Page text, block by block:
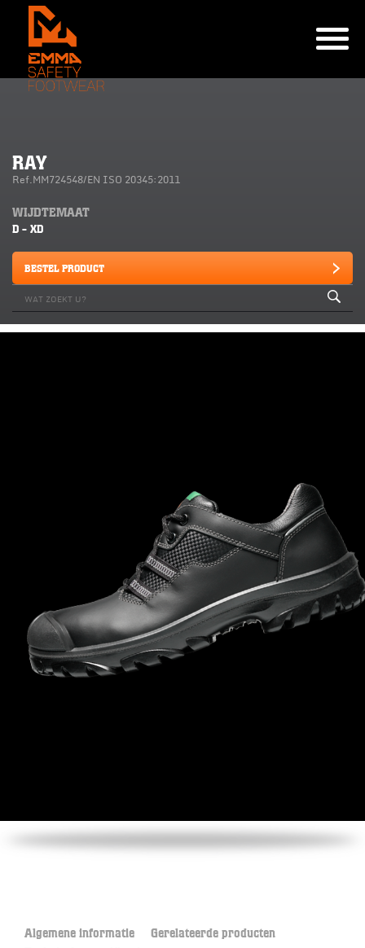
RAY
Ref.MM724548/EN ISO 20345:2011
WIJDTEMAAT
D - XD
BESTEL PRODUCT
Algemene informatie Gerelateerde producten